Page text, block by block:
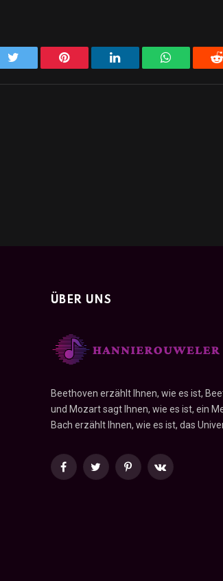
Pinterest LinkedIn WhatsApp
ÜBER UNS
Beethoven erzählt Ihnen, wie es ist,
und Mozart sagt Ihnen, wie es ist, ein
Bach erzählt Ihnen, wie es ist, das
FacebookTwitterPinterestVKontakte